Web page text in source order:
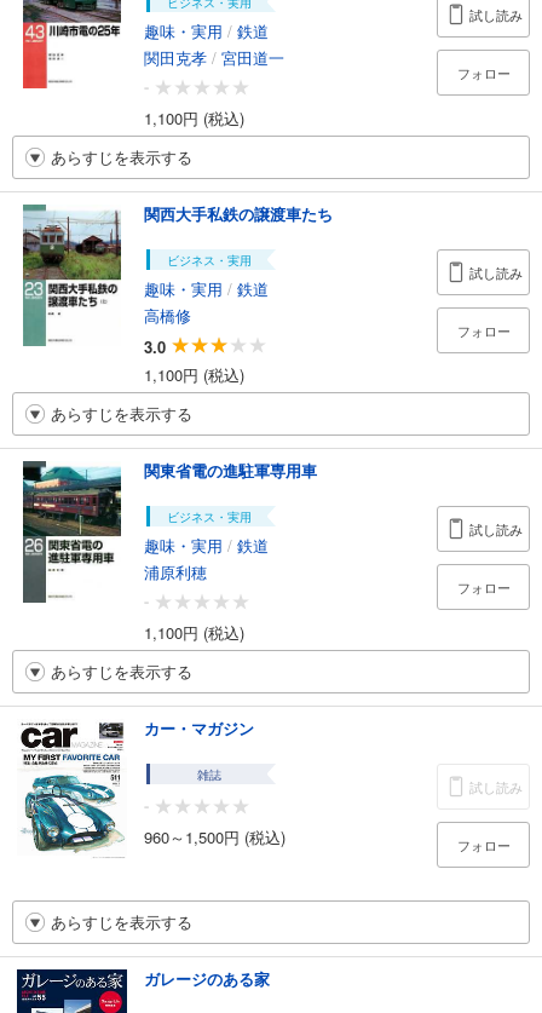
趣味・実用 / 鉄道
関田克孝 / 宮田道一
-
1,100円 (税込)
試し読み
フォロー
あらすじを表示する
関西大手私鉄の譲渡車たち
ビジネス・実用
趣味・実用 / 鉄道
高橋修
3.0
1,100円 (税込)
試し読み
フォロー
あらすじを表示する
関東省電の進駐軍専用車
ビジネス・実用
趣味・実用 / 鉄道
浦原利穂
-
1,100円 (税込)
試し読み
フォロー
あらすじを表示する
カー・マガジン
雑誌
-
960～1,500円 (税込)
試し読み
フォロー
あらすじを表示する
ガレージのある家